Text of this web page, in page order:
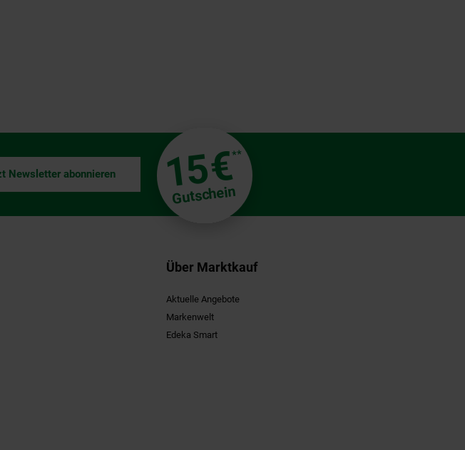
15€**
Gutschein
Newsletter abonnieren
Über Marktkauf
Aktuelle Angebote
Markenwelt
Edeka Smart